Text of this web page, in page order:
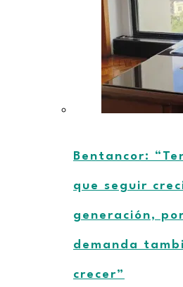
Bentancor:
que seguir
generación,
demanda
crecer”